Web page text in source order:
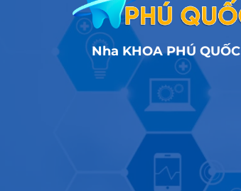
Nha KHOA PHÚ QUỐC